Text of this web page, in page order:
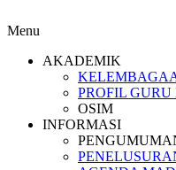
Menu
AKADEMIK
PROFIL
OSIM
INFORMASI